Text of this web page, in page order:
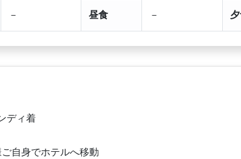
－ 昼食 －
ディ着
自身でホテルへ移動